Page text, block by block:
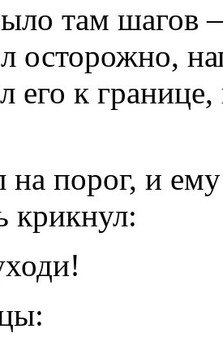
там шагов
осторожно,
его к границе,
на порог, и
крикнул: